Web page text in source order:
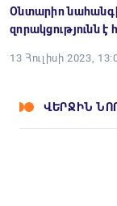
Օնտարիո
զորակցությունն է
13 Հուլիսի 2023,
ՎԵՐՋԻՆ